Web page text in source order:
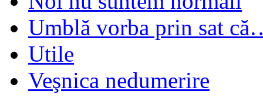
Umblă vorba prin sat
Utile
Veşnica nedumerire